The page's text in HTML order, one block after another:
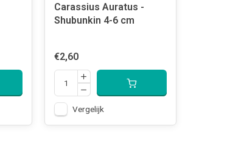
Carassius Auratus -
Shubunkin 4-6 cm
€2,60
Vergelijk